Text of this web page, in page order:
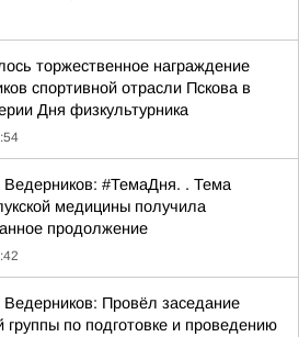
торжественное награждение
спортивной отрасли Пскова в
Дня физкультурника
#ТемаДня. . Тема
медицины получила
продолжение
Провёл заседание
группы по подготовке и проведению